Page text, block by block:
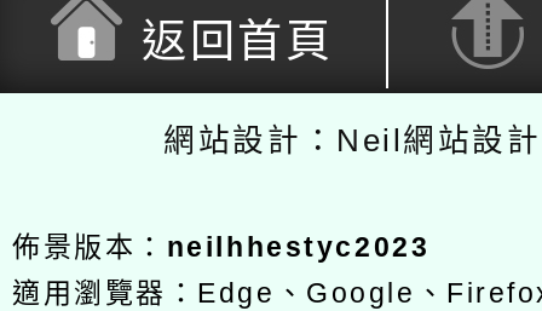
返回首頁
網站設計：Neil網站設
佈景版本： neilhhestyc2023
適用瀏覽器：Edge、Google、